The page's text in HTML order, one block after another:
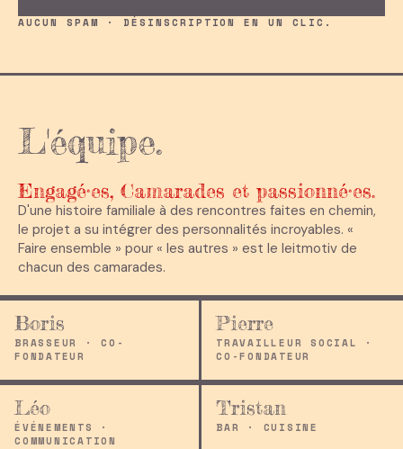
AUCUN SPAM · DÉSINSCRIPTION EN UN CLIC.
L'équipe.
Engagé·es, Camarades et passionné·es.
D'une histoire familiale à des rencontres faites en chemin,
le projet a su intégrer des personnalités incroyables. «
Faire ensemble » pour « les autres » est le leitmotiv de
chacun des camarades.
Boris
BRASSEUR · CO-
FONDATEUR
Pierre
TRAVAILLEUR SOCIAL ·
CO-FONDATEUR
Léo
ÉVÉNEMENTS ·
COMMUNICATION
Tristan
BAR · CUISINE